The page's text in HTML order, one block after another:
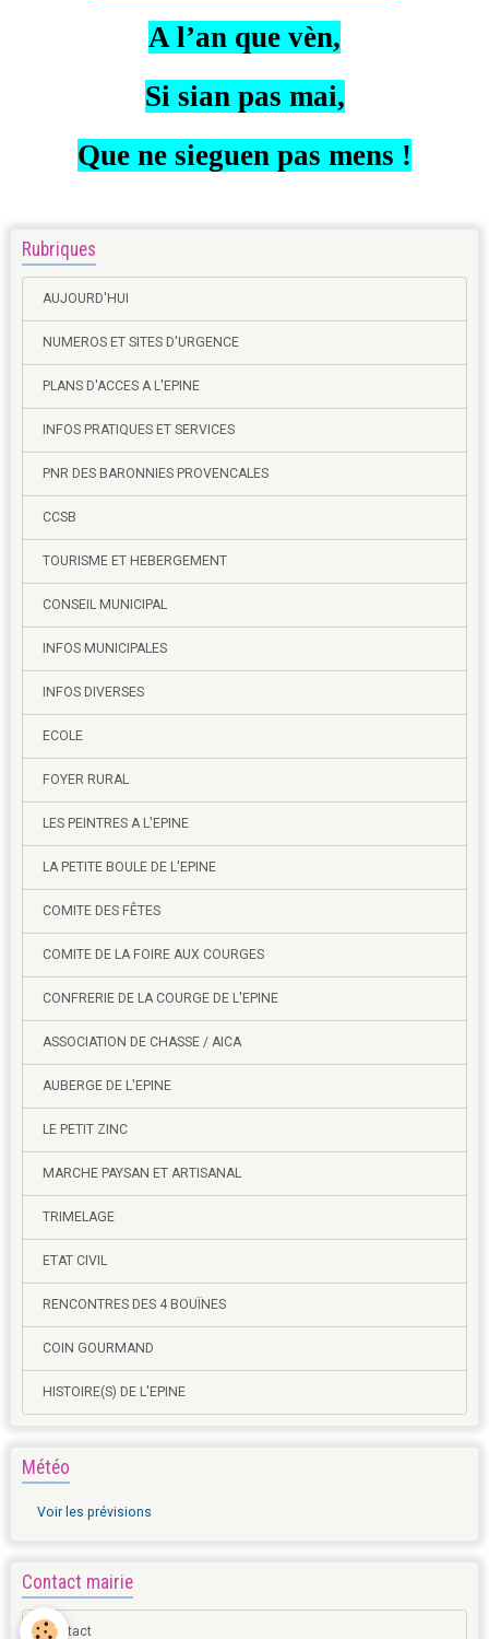
A l’an que vèn,
Si sian pas mai,
Que ne sieguen pas mens !
Rubriques
AUJOURD'HUI
NUMEROS ET SITES D'URGENCE
PLANS D'ACCES A L'EPINE
INFOS PRATIQUES ET SERVICES
PNR DES BARONNIES PROVENCALES
CCSB
TOURISME ET HEBERGEMENT
CONSEIL MUNICIPAL
INFOS MUNICIPALES
INFOS DIVERSES
ECOLE
FOYER RURAL
LES PEINTRES A L'EPINE
LA PETITE BOULE DE L'EPINE
COMITE DES FÊTES
COMITE DE LA FOIRE AUX COURGES
CONFRERIE DE LA COURGE DE L'EPINE
ASSOCIATION DE CHASSE / AICA
AUBERGE DE L'EPINE
LE PETIT ZINC
MARCHE PAYSAN ET ARTISANAL
TRIMELAGE
ETAT CIVIL
RENCONTRES DES 4 BOUÏNES
COIN GOURMAND
HISTOIRE(S) DE L'EPINE
Météo
Voir les prévisions
Contact mairie
Contact